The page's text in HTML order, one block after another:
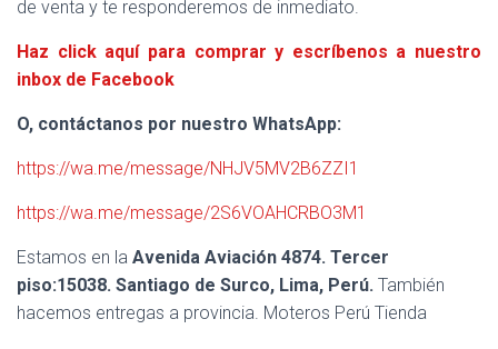
de venta y te responderemos de inmediato.
Haz click aquí para comprar y escríbenos a nuestro
inbox de Facebook
O, contáctanos por nuestro WhatsApp:
https://wa.me/message/NHJV5MV2B6ZZI1
https://wa.me/message/2S6VOAHCRBO3M1
Estamos en la Avenida Aviación 4874. Tercer
piso:15038. Santiago de Surco, Lima, Perú. También
hacemos entregas a provincia. Moteros Perú Tienda